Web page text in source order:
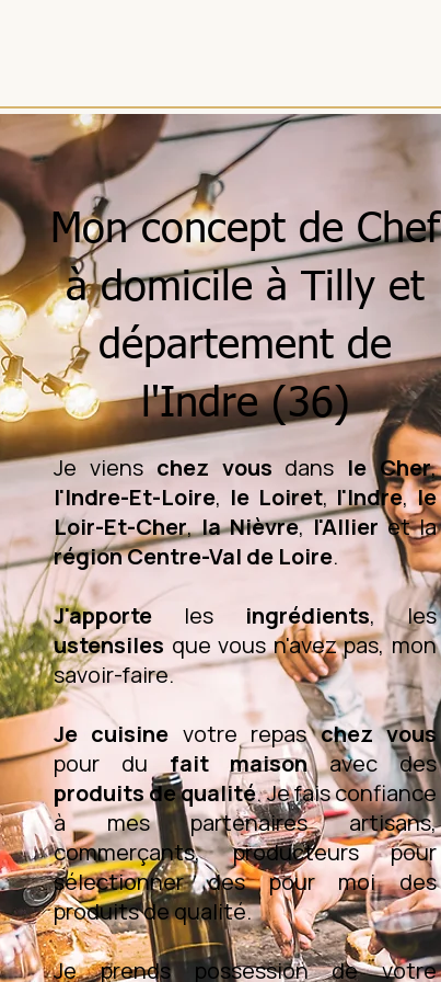
Mon concept de Chef
à domicile à Tilly et
département de
l'Indre (36)
Je viens chez vous dans le Cher,
l'Indre-Et-Loire, le Loiret, l'Indre,le
Loir-Et-Cher,la Nièvre,l'Allieret la
région Centre-Val de Loire.
J'apporte les ingrédients, les
ustensiles que vous n'avez pas, mon
savoir-faire.
Je cuisine votre repaschez vous
pour du fait maisonavec des
produits de qualité. Je fais confiance
à mes partenaires artisans,
commerçants, producteurs pour
sélectionner des pour moi des
produits de qualité.
Je prends possession de votre